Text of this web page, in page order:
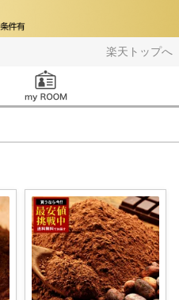
楽天トップへ